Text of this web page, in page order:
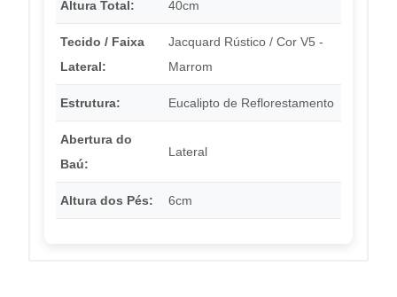
Altura Total: 40cm
Tecido / Faixa
Lateral:
Jacquard Rústico / Cor V5 -
Marrom
Estrutura: Eucalipto de Reflorestamento
Abertura do
Baú:
Lateral
Altura dos Pés: 6cm